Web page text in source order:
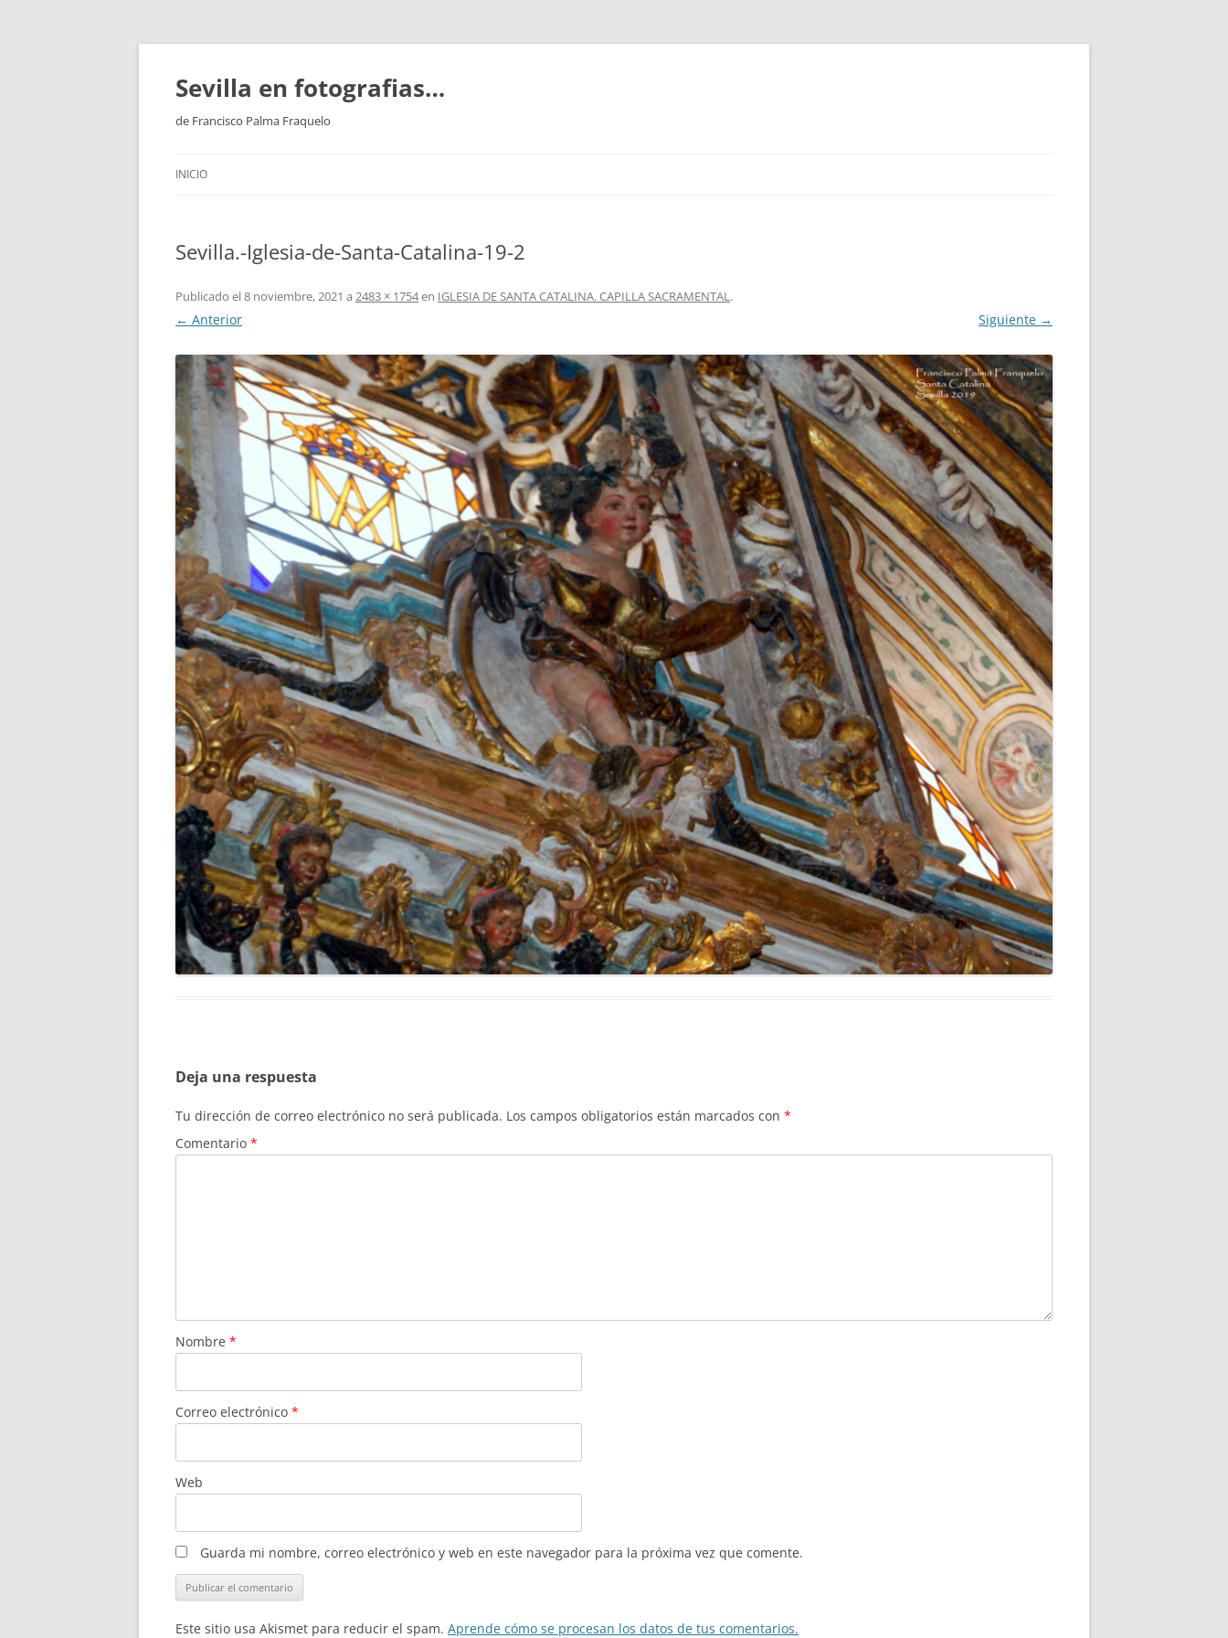
Saltar
contenido
Sevilla en fotografias…
de Francisco Palma Fraquelo
INICIO
Sevilla.-Iglesia-de-Santa-Catalina-19-2
Publicado el8 noviembre, 2021 a 2483 × 1754en IGLESIA DE SANTA CATALINA. CAPILLA SACRAMENTAL.
← Anterior Siguiente →
Deja una respuesta
Tu dirección de correo electrónico no será publicada. Los campos obligatorios están marcados con *
Comentario *
Nombre *
Correo electrónico *
Web
Guarda mi nombre, correo electrónico y web en este navegador para la próxima vez que comente.
Este sitio usa Akismet para reducir el spam. Aprende cómo se procesan los datos de tus comentarios.